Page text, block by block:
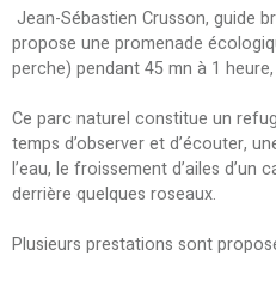
Jean-Sébastien Crusson, guide
propose une promenade
perche) pendant 45 mn à 1
Ce parc naturel constitue un
temps d’observer et d’écouter,
l’eau, le froissement d’ailes d’un
derrière quelques roseaux.
Plusieurs prestations sont